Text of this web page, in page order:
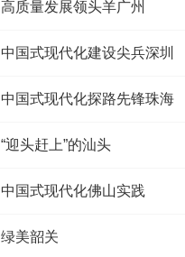
高质量发展领头羊广州
中国式现代化建设尖兵深圳
中国式现代化探路先锋珠海
“迎头赶上”的汕头
中国式现代化佛山实践
绿美韶关